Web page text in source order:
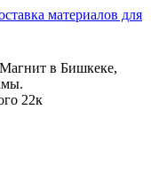
в Бишкеке,
22к